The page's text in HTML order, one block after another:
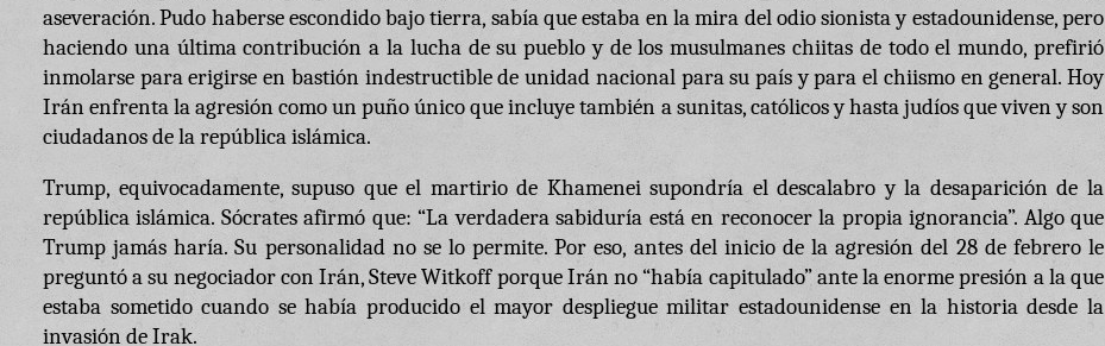
aseveración. Pudo haberse escondido bajo tierra, sabía que estaba en la mira del odio sionista y estadounidense, pero
haciendo una última contribución a la lucha de su pueblo y de los musulmanes chiitas de todo el mundo, prefirió
inmolarse para erigirse en bastión indestructible de unidad nacional para su país y para el chiismo en general. Hoy
Irán enfrenta la agresión como un puño único que incluye también a sunitas, católicos y hasta judíos que viven y son
ciudadanos de la república islámica.
Trump, equivocadamente, supuso que el martirio de Khamenei supondría el descalabro y la desaparición de la
república islámica. Sócrates afirmó que: “La verdadera sabiduría está en reconocer la propia ignorancia”. Algo que
Trump jamás haría. Su personalidad no se lo permite. Por eso, antes del inicio de la agresión del 28 de febrero le
preguntó a su negociador con Irán, Steve Witkoff porque Irán no “había capitulado” ante la enorme presión a la que
estaba sometido cuando se había producido el mayor despliegue militar estadounidense en la historia desde la
invasión de Irak.